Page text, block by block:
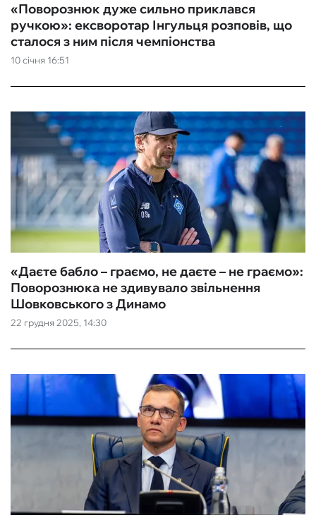
10 січня 16:51
«Поворознюк дуже сильно приклався
ручкою»: ексворотар Інгульця розповів, що
сталося з ним після чемпіонства
22 грудня 2025, 14:30
«‎Даєте бабло – граємо, не даєте – не граємо»:
Поворознюка не здивувало звільнення
Шовковського з Динамо